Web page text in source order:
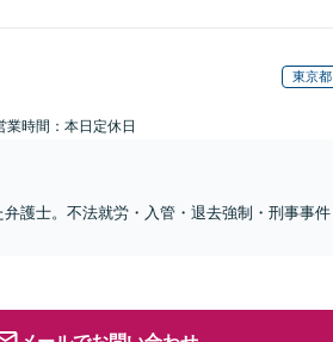
東京都
業時間：本日定休日
護士。不法就労・入管・退去強制・刑事事件